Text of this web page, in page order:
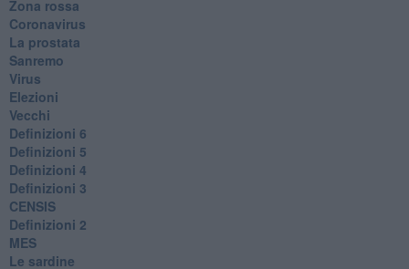
Zona rossa
Coronavirus
La prostata
Sanremo
Virus
Elezioni
Vecchi
Definizioni 6
Definizioni 5
Definizioni 4
Definizioni 3
CENSIS
​Definizioni 2
MES
Le sardine